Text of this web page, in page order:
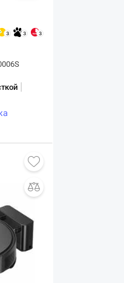
3 3 3